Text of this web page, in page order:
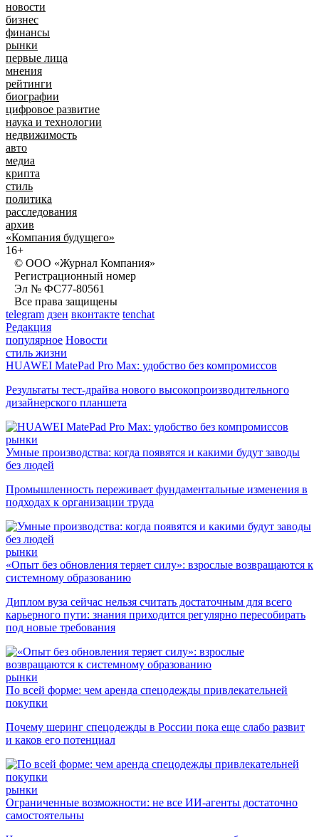
новости
бизнес
финансы
рынки
первые лица
мнения
рейтинги
биографии
цифровое развитие
наука и технологии
недвижимость
авто
медиа
крипта
стиль
политика
расследования
архив
«Компания будущего»
16+
© ООО «Журнал Компания»
Регистрационный номер
Эл № ФС77-80561
Все права защищены
telegram дзен вконтакте tenchat
Редакция
популярное Новости
стиль жизни
HUAWEI MatePad Pro Max: удобство без компромиссов
Результаты тест-драйва нового высокопроизводительного
дизайнерского планшета
рынки
Умные производства: когда появятся и какими будут заводы
без людей
Промышленность переживает фундаментальные изменения в
подходах к организации труда
рынки
«Опыт без обновления теряет силу»: взрослые возвращаются к
системному образованию
Диплом вуза сейчас нельзя считать достаточным для всего
карьерного пути: знания приходится регулярно пересобирать
под новые требования
рынки
По всей форме: чем аренда спецодежды привлекательней
покупки
Почему шеринг спецодежды в России пока еще слабо развит
и каков его потенциал
рынки
Ограниченные возможности: не все ИИ-агенты достаточно
самостоятельны